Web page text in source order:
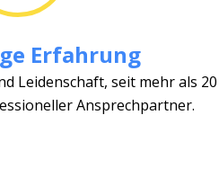
Erfahrung
Leidenschaft, seit mehr als 20
Ansprechpartner.